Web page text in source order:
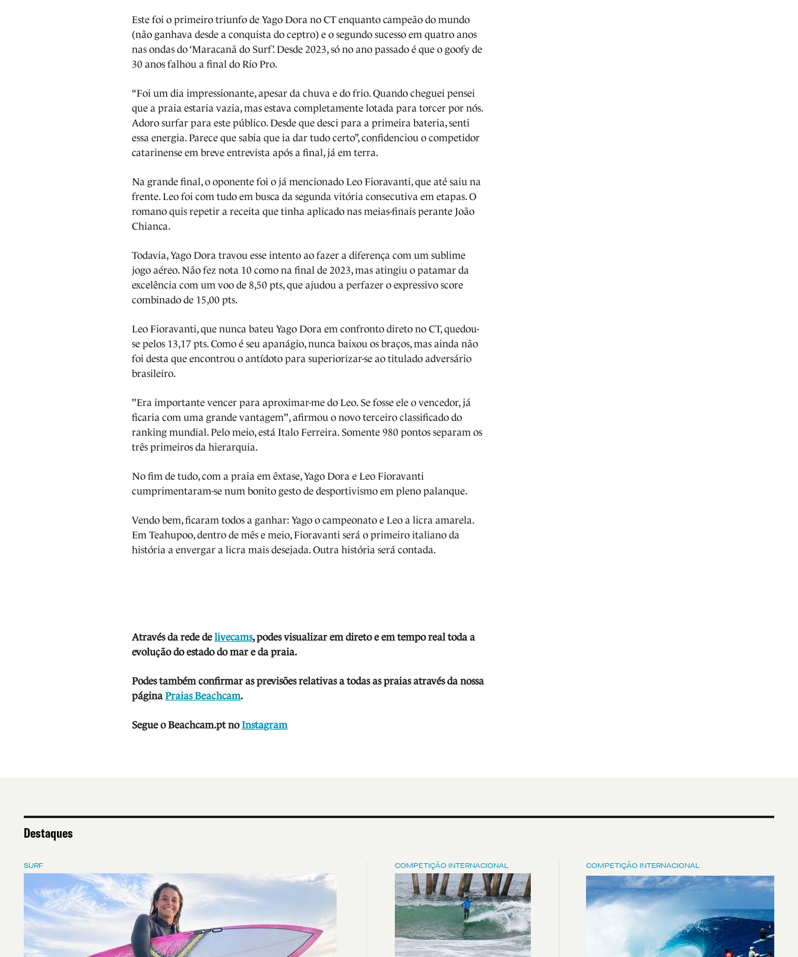
Este foi o primeiro triunfo de Yago Dora no CT enquanto campeão do mundo
(não ganhava desde a conquista do ceptro) e o segundo sucesso em quatro anos
nas ondas do ‘Maracanã do Surf’. Desde 2023, só no ano passado é que o goofy de
30 anos falhou a final do Rio Pro.
“Foi um dia impressionante, apesar da chuva e do frio. Quando cheguei pensei
que a praia estaria vazia, mas estava completamente lotada para torcer por nós.
Adoro surfar para este público. Desde que desci para a primeira bateria, senti
essa energia. Parece que sabia que ia dar tudo certo”, confidenciou o competidor
catarinense em breve entrevista após a final, já em terra.
Na grande final, o oponente foi o já mencionado Leo Fioravanti, que até saiu na
frente. Leo foi com tudo em busca da segunda vitória consecutiva em etapas. O
romano quis repetir a receita que tinha aplicado nas meias-finais perante João
Chianca.
Todavia, Yago Dora travou esse intento ao fazer a diferença com um sublime
jogo aéreo. Não fez nota 10 como na final de 2023, mas atingiu o patamar da
excelência com um voo de 8,50 pts, que ajudou a perfazer o expressivo score
combinado de 15,00 pts.
Leo Fioravanti, que nunca bateu Yago Dora em confronto direto no CT, quedou-
se pelos 13,17 pts. Como é seu apanágio, nunca baixou os braços, mas ainda não
foi desta que encontrou o antídoto para superiorizar-se ao titulado adversário
brasileiro.
"Era importante vencer para aproximar-me do Leo. Se fosse ele o vencedor, já
ficaria com uma grande vantagem", afirmou o novo terceiro classificado do
ranking mundial. Pelo meio, está Italo Ferreira. Somente 980 pontos separam os
três primeiros da hierarquia.
No fim de tudo, com a praia em êxtase, Yago Dora e Leo Fioravanti
cumprimentaram-se num bonito gesto de desportivismo em pleno palanque.
Vendo bem, ficaram todos a ganhar: Yago o campeonato e Leo a licra amarela.
Em Teahupoo, dentro de mês e meio, Fioravanti será o primeiro italiano da
história a envergar a licra mais desejada. Outra história será contada.
Através da rede delivecams, podes visualizar em direto e em tempo real toda a
evolução do estado do mar e da praia.
Podes também confirmar as previsões relativas a todas as praias através da nossa
páginaPraias Beachcam.
Segue o Beachcam.pt no Instagram
Destaques
SURF COMPETIÇÃO INTERNACIONAL COMPETIÇÃO INTERNACIONAL